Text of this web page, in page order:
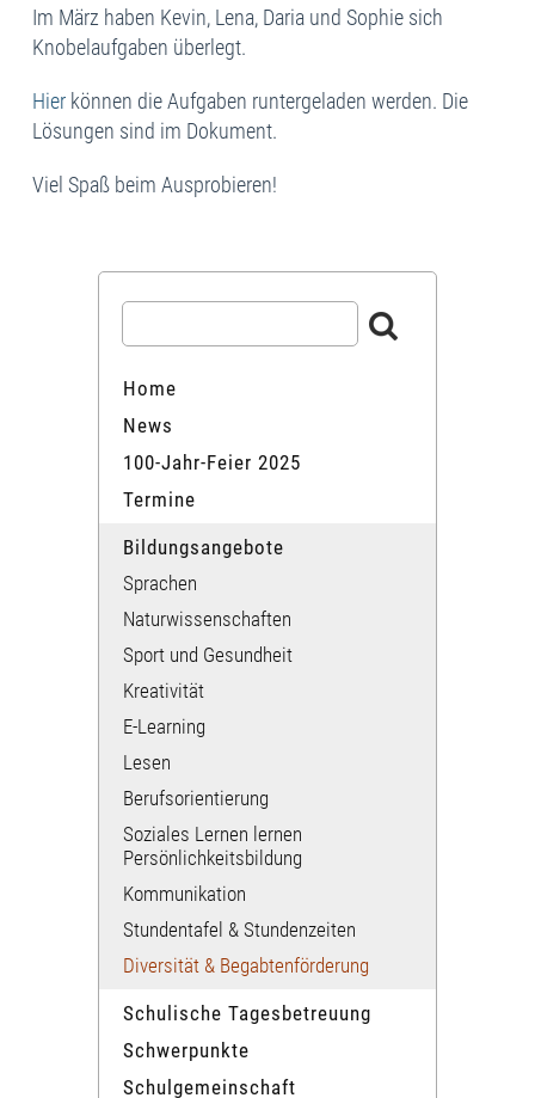
Im März haben Kevin, Lena, Daria und Sophie sich
Knobelaufgaben überlegt.
Hierkönnen die Aufgaben runtergeladen werden. Die
Lösungen sind im Dokument.
Viel Spaß beim Ausprobieren!
Home
News
100-Jahr-Feier 2025
Termine
Bildungsangebote
Sprachen
Naturwissenschaften
Sport und​ Gesundheit
Kreativität
E-Learning
Lesen
Berufsorientierung
Soziales Lernen lernen​
Persönlichkeitsbildung
Kommunikation​
Stundentafel & Stundenzeiten
Diversität & Begabtenförderung
Schulische Tagesbetreuung
Schwerpunkte
Schulgemeinschaft